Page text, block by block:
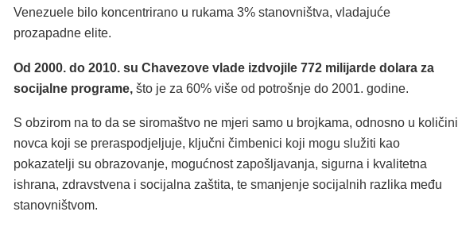
Venezuele bilo koncentrirano u rukama 3% stanovništva, vladajuće
prozapadne elite.
Od 2000. do 2010. su Chavezove vlade izdvojile 772 milijarde dolara za
socijalne programe,što je za 60% više od potrošnje do 2001. godine.
S obzirom na to da se siromaštvo ne mjeri samo u brojkama, odnosno u količini
novca koji se preraspodjeljuje, ključni čimbenici koji mogu služiti kao
pokazatelji su obrazovanje, mogućnost zapošljavanja, sigurna i kvalitetna
ishrana, zdravstvena i socijalna zaštita, te smanjenje socijalnih razlika među
stanovništvom.